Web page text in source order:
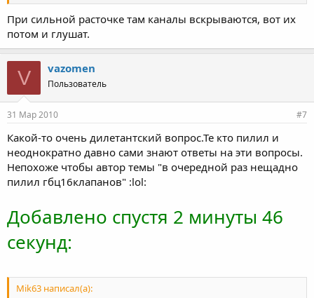
При сильной расточке там каналы вскрываются, вот их
потом и глушат.
V vazomen
Пользователь
31 Мар 2010 #7
Какой-то очень дилетантский вопрос.Те кто пилил и
неоднократно давно сами знают ответы на эти вопросы.
Непохоже чтобы автор темы "в очередной раз нещадно
пилил гбц16клапанов" :lol:
Добавлено спустя 2 минуты 46
секунд:
Mik63 написал(а):